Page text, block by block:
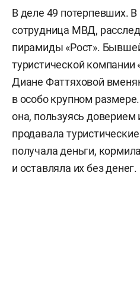
В деле 49 потерпевших. В
сотрудница МВД,
пирамиды «Рост».
туристической компании
Диане Фаттяховой
в особо крупном
она, пользуясь доверием
продавала
получала деньги,
и оставляла их без денег.